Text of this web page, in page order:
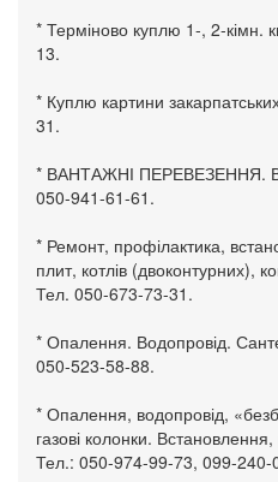
* Терміново куплю 1-, 2-кімн.
13.
* Куплю картини
31.
* ВАНТАЖНІ ПЕРЕВЕЗЕННЯ.
050-941-61-61.
* Ремонт, профілактика,
плит, котлів (двоконтурних),
Тел. 050-673-73-31.
* Опалення. Водопровід.
050-523-58-88.
* Опалення, водопровід,
газові колонки.
Тел.: 050-974-99-73, 099-240-